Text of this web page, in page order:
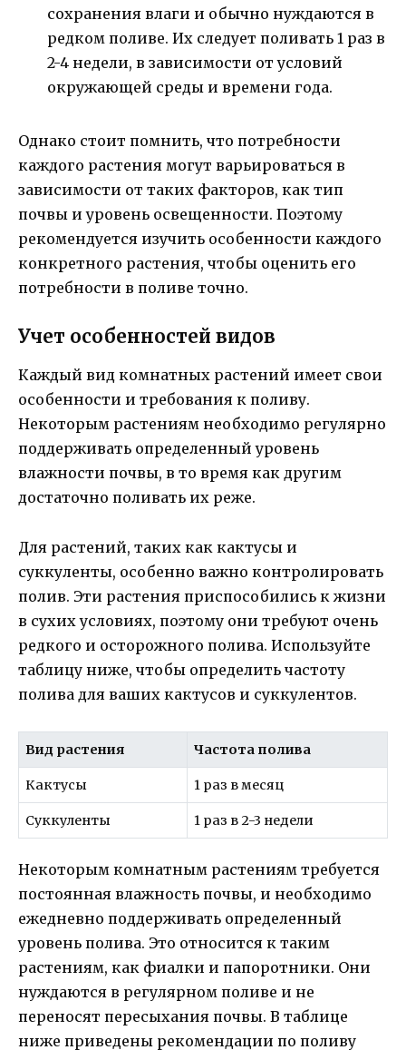
сохранения влаги и обычно нуждаются в
редком поливе. Их следует поливать 1 раз в
2-4 недели, в зависимости от условий
окружающей среды и времени года.
Однако стоит помнить, что потребности
каждого растения могут варьироваться в
зависимости от таких факторов, как тип
почвы и уровень освещенности. Поэтому
рекомендуется изучить особенности каждого
конкретного растения, чтобы оценить его
потребности в поливе точно.
Учет особенностей видов
Каждый вид комнатных растений имеет свои
особенности и требования к поливу.
Некоторым растениям необходимо регулярно
поддерживать определенный уровень
влажности почвы, в то время как другим
достаточно поливать их реже.
Для растений, таких как кактусы и
суккуленты, особенно важно контролировать
полив. Эти растения приспособились к жизни
в сухих условиях, поэтому они требуют очень
редкого и осторожного полива. Используйте
таблицу ниже, чтобы определить частоту
полива для ваших кактусов и суккулентов.
Вид растения Частота полива
Кактусы 1 раз в месяц
Суккуленты 1 раз в 2-3 недели
Некоторым комнатным растениям требуется
постоянная влажность почвы, и необходимо
ежедневно поддерживать определенный
уровень полива. Это относится к таким
растениям, как фиалки и папоротники. Они
нуждаются в регулярном поливе и не
переносят пересыхания почвы. В таблице
ниже приведены рекомендации по поливу